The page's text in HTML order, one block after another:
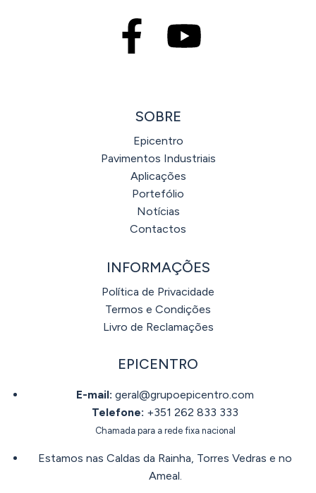
SOBRE
Epicentro
Pavimentos Industriais
Aplicações
Portefólio
Notícias
Contactos
INFORMAÇÕES
Política de Privacidade
Termos e Condições
Livro de Reclamações
EPICENTRO
E-mail: geral@grupoepicentro.com
Telefone: +351 262 833 333
Chamada para a rede fixa nacional
Estamos nas Caldas da Rainha, Torres Vedras e no
Ameal.